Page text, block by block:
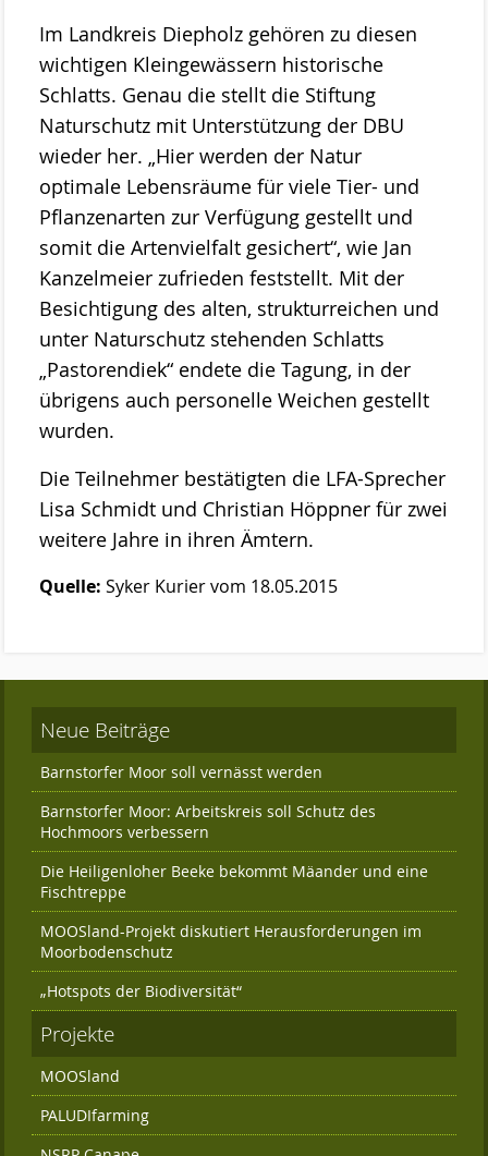
Im Landkreis Diepholz gehören zu diesen
wichtigen Kleingewässern historische
Schlatts. Genau die stellt die Stiftung
Naturschutz mit Unterstützung der DBU
wieder her. „Hier werden der Natur
optimale Lebensräume für viele Tier- und
Pflanzenarten zur Verfügung gestellt und
somit die Artenvielfalt gesichert“, wie Jan
Kanzelmeier zufrieden feststellt. Mit der
Besichtigung des alten, strukturreichen und
unter Naturschutz stehenden Schlatts
„Pastorendiek“ endete die Tagung, in der
übrigens auch personelle Weichen gestellt
wurden.
Die Teilnehmer bestätigten die LFA-Sprecher
Lisa Schmidt und Christian Höppner für zwei
weitere Jahre in ihren Ämtern.
Quelle: Syker Kurier vom 18.05.2015
Neue Beiträge
Barnstorfer Moor soll vernässt werden
Barnstorfer Moor: Arbeitskreis soll Schutz des
Hochmoors verbessern
Die Heiligenloher Beeke bekommt Mäander und eine
Fischtreppe
MOOSland-Projekt diskutiert Herausforderungen im
Moorbodenschutz
„Hotspots der Biodiversität“
Projekte
MOOSland
PALUDIfarming